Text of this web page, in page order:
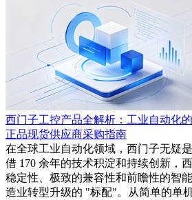
西门子工控产品全解析：工业自动化
正品现货供应商采购指南
在全球工业自动化领域，西门子无疑
借 170 余年的技术积淀和持续创新，
稳定性、极致的兼容性和前瞻性的智
造业转型升级的 "标配"。从简单的单